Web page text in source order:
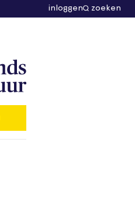
inloggen zoeken